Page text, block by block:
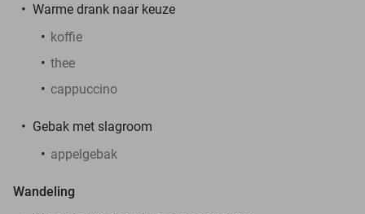
Warme drank naar keuze
koffie
thee
cappuccino
Gebak met slagroom
appelgebak
Wandeling